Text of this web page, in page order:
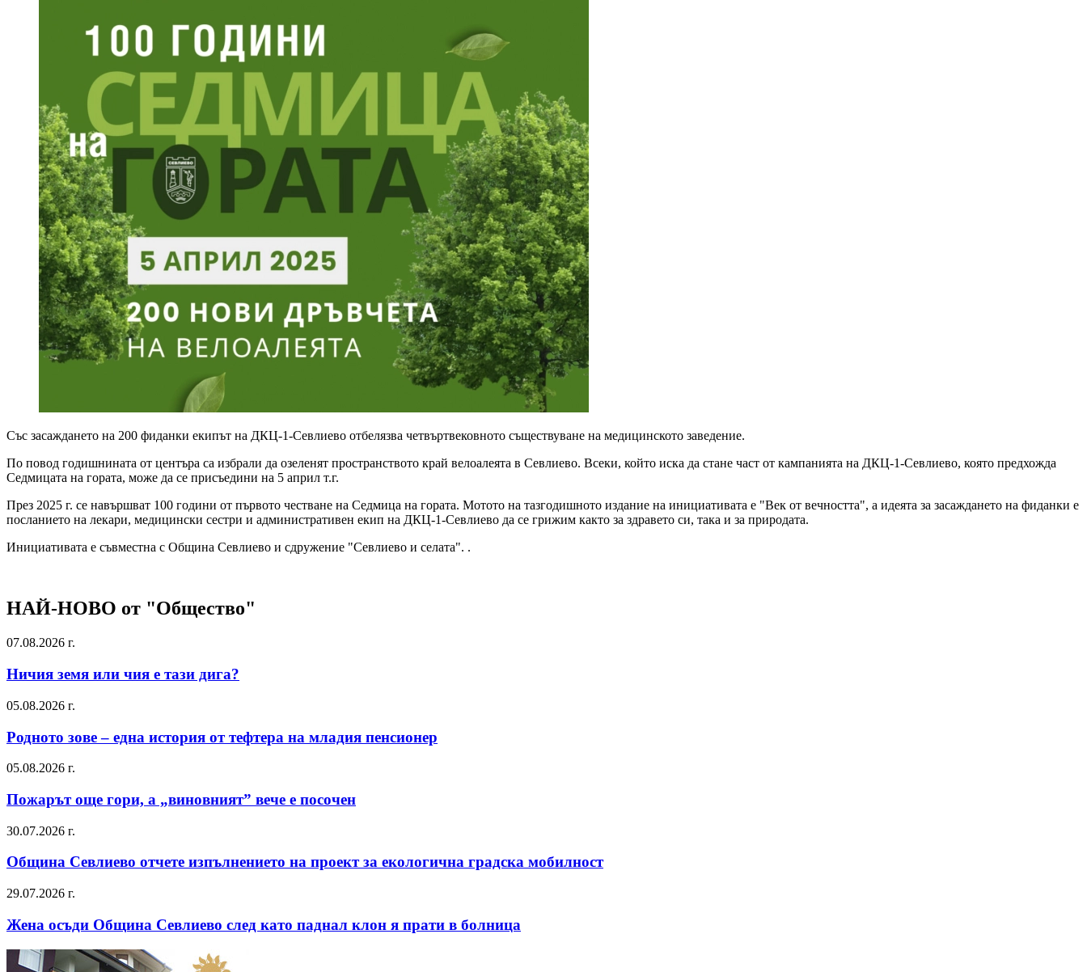
Със засаждането на 200 фиданки екипът на ДКЦ-1-Севлиево отбелязва четвъртвековното съществуване на медицинското заведение.
По повод годишнината от центъра са избрали да озеленят пространството край велоалеята в Севлиево. Всеки, който иска да стане част от кампанията на ДКЦ-1-Севлиево, която предхожда
Седмицата на гората, може да се присъедини на 5 април т.г.
През 2025 г. се навършват 100 години от първото честване на Седмица на гората. Мотото на тазгодишното издание на инициативата е "Век от вечността", а идеята за засаждането на фиданки е
посланието на лекари, медицински сестри и административен екип на ДКЦ-1-Севлиево да се грижим както за здравето си, така и за природата.
Инициативата е съвместна с Община Севлиево и сдружение "Севлиево и селата". .
НАЙ-НОВО от "Общество"
07.08.2026 г.
Ничия земя или чия е тази дига?
05.08.2026 г.
Родното зове – една история от тефтера на младия пенсионер
05.08.2026 г.
Пожарът още гори, а „виновният” вече е посочен
30.07.2026 г.
Община Севлиево отчете изпълнението на проект за екологична градска мобилност
29.07.2026 г.
Жена осъди Община Севлиево след като паднал клон я прати в болница